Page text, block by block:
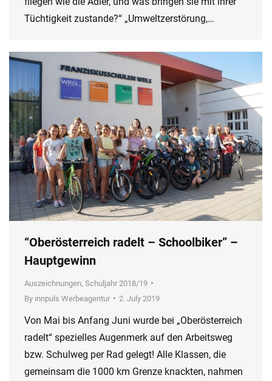
Tüchtigkeit zustande?“ „Umweltzerstörung,…
“Oberösterreich radelt – Schoolbiker” –
Hauptgewinn
Auszeichnungen, Schuljahr 2018/19
By innpuls Werbeagentur 2. July 2019
Von Mai bis Anfang Juni wurde bei „Oberösterreich
radelt“ spezielles Augenmerk auf den Arbeitsweg
bzw. Schulweg per Rad gelegt! Alle Klassen, die
gemeinsam die 1000 km Grenze knackten, nahmen